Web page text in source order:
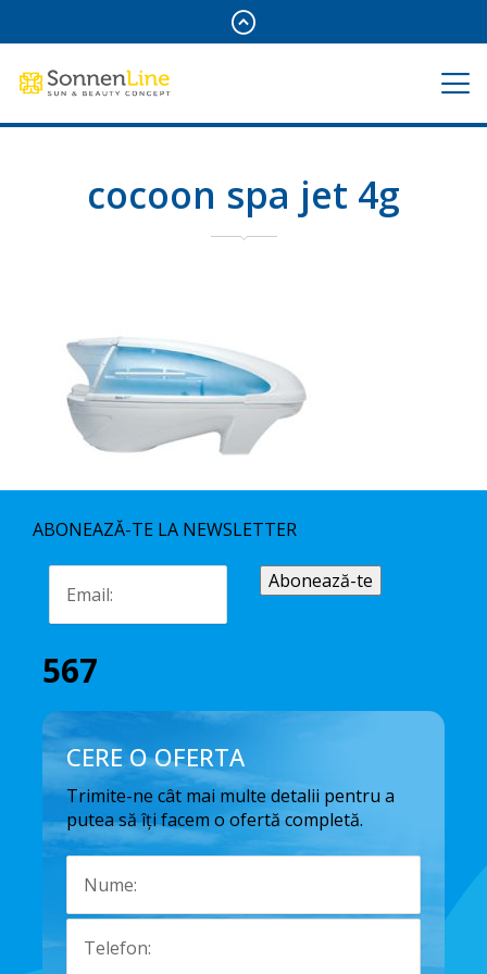
cocoon spa jet 4g
ABONEAZĂ-TE LA NEWSLETTER
567
CERE O OFERTA
Trimite-ne cât mai multe detalii pentru a
putea să îți facem o ofertă completă.